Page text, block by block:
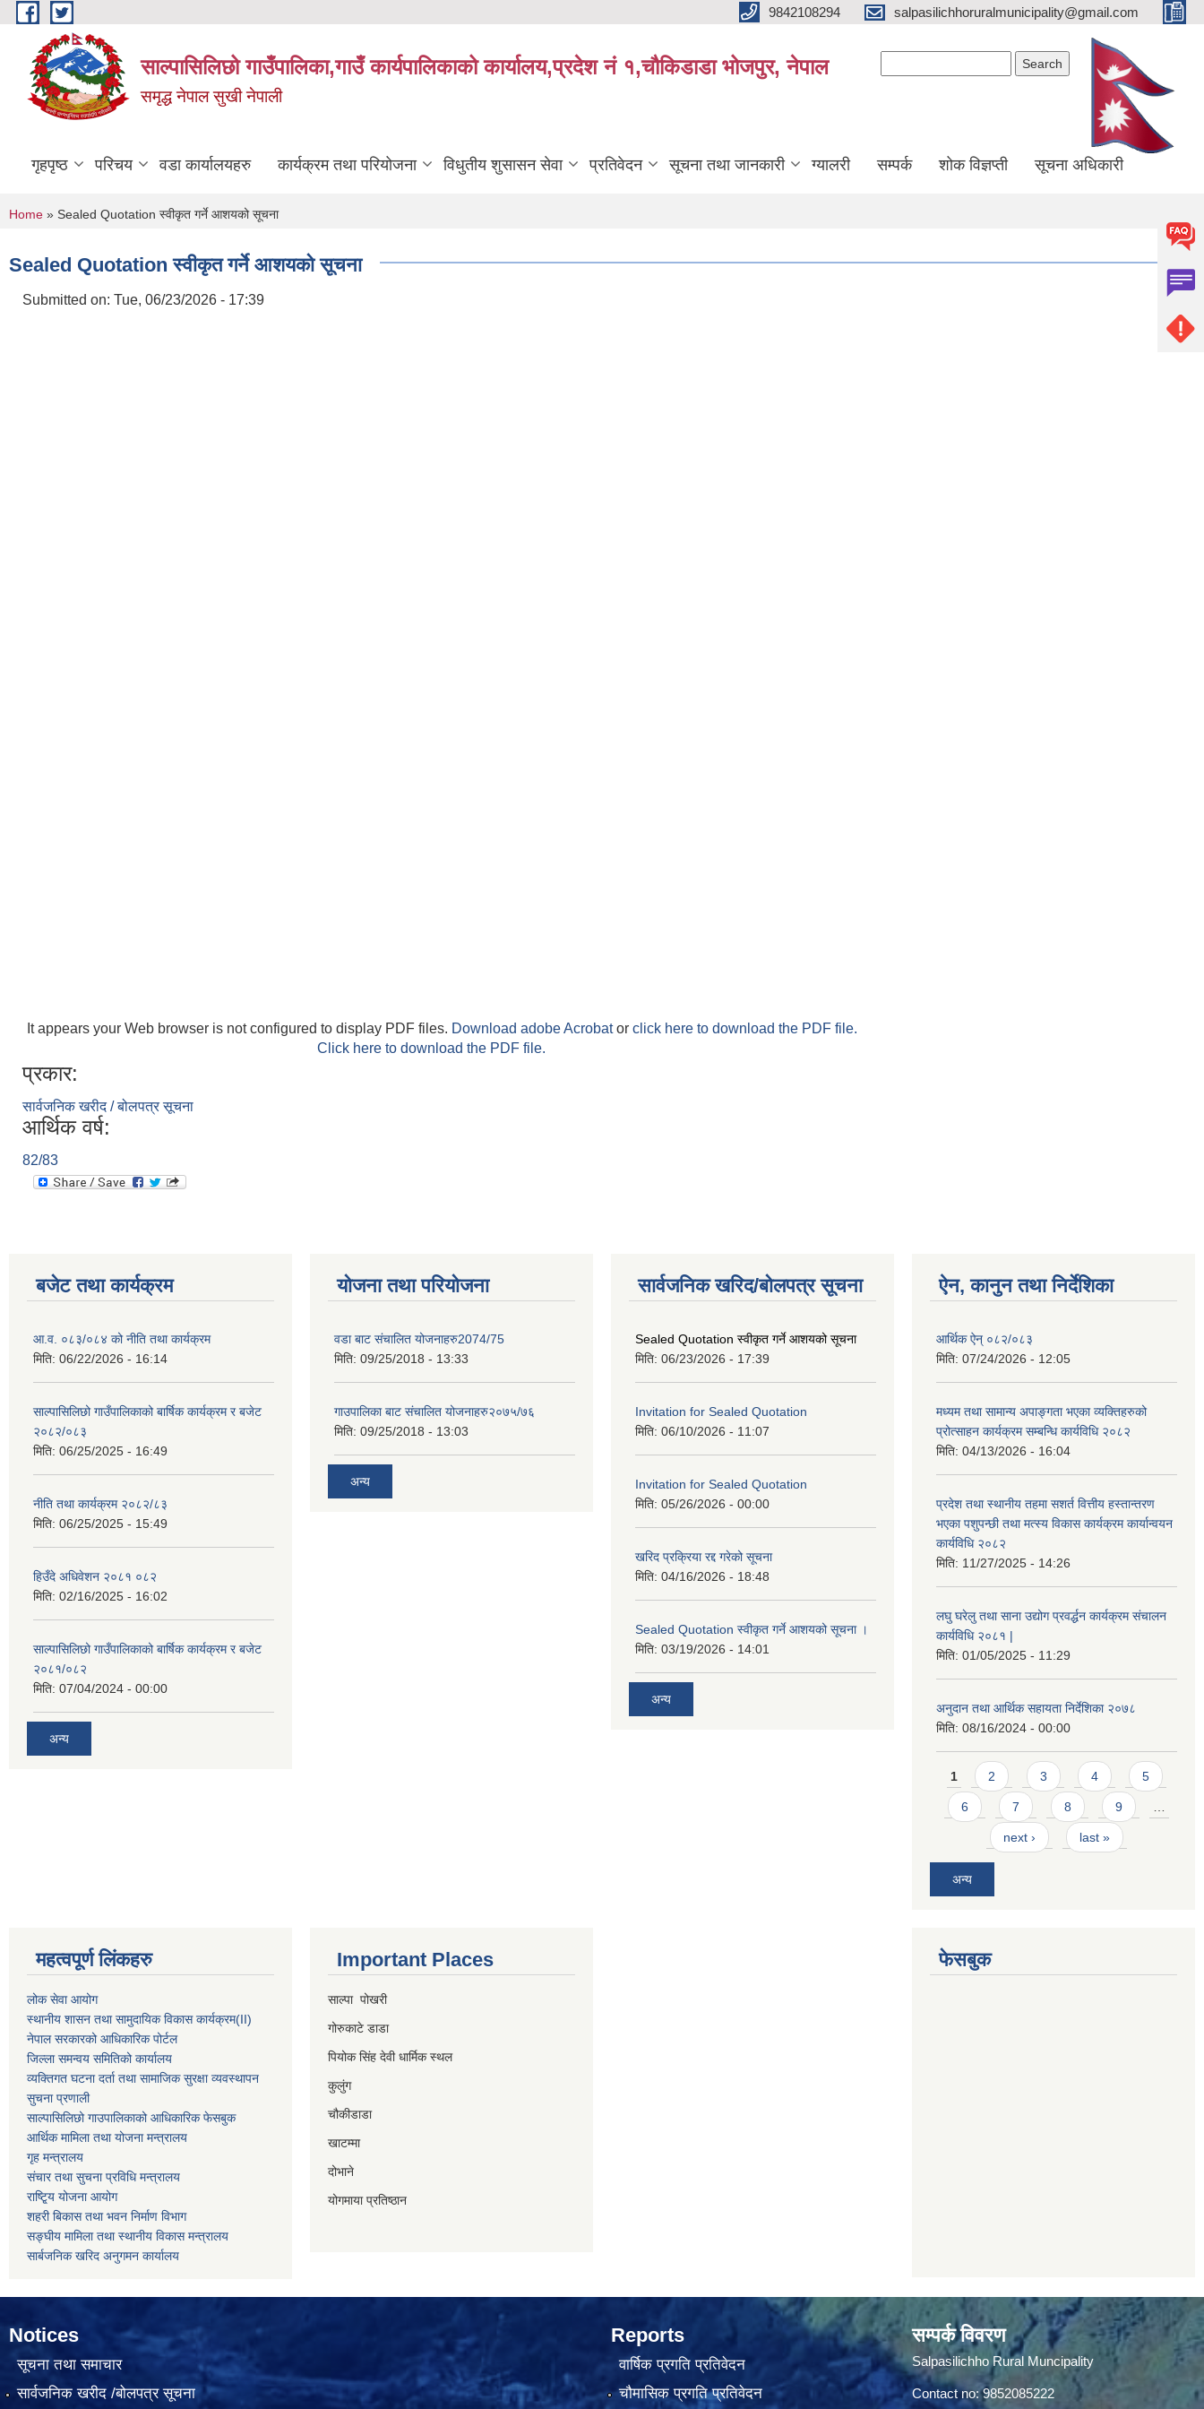
Skip to main content 9842108294 salpasilichhoruralmunicipality@gmail.com
साल्पासिलिछो गाउँपालिका,गाउँ कार्यपालिकाको कार्यालय,प्रदेश नं १,चौकिडाडा भोजपुर, नेपाल
समृद्ध नेपाल सुखी नेपाली
गृहपृष्ठ परिचय वडा कार्यालयहरु कार्यक्रम तथा परियोजना विधुतीय शुसासन सेवा प्रतिवेदन सूचना तथा जानकारी ग्यालरी सम्पर्क शोक विज्ञप्ती सूचना अधिकारी
You are here
Home » Sealed Quotation स्वीकृत गर्ने आशयको सूचना
Sealed Quotation स्वीकृत गर्ने आशयको सूचना
Submitted on: Tue, 06/23/2026 - 17:39
It appears your Web browser is not configured to display PDF files. Download adobe Acrobator click here to download the PDF file.
Click here to download the PDF file.
प्रकार:
सार्वजनिक खरीद / बोलपत्र सूचना
आर्थिक वर्ष:
82/83
बजेट तथा कार्यक्रम
आ.व. ०८३/०८४ को नीति तथा कार्यक्रम
मिति: 06/22/2026 - 16:14
साल्पासिलिछो गाउँपालिकाको बार्षिक कार्यक्रम र बजेट
२०८२/०८३
मिति: 06/25/2025 - 16:49
नीति तथा कार्यक्रम २०८२/८३
मिति: 06/25/2025 - 15:49
हिउँदे अधिवेशन २०८१ ०८२
मिति: 02/16/2025 - 16:02
साल्पासिलिछो गाउँपालिकाको बार्षिक कार्यक्रम र बजेट
२०८१/०८२
मिति: 07/04/2024 - 00:00
अन्य
योजना तथा परियोजना
वडा बाट संचालित योजनाहरु2074/75
मिति: 09/25/2018 - 13:33
गाउपालिका बाट संचालित योजनाहरु२०७५/७६
मिति: 09/25/2018 - 13:03
अन्य
सार्वजनिक खरिद/बोलपत्र सूचना
Sealed Quotation स्वीकृत गर्ने आशयको सूचना
मिति: 06/23/2026 - 17:39
Invitation for Sealed Quotation
मिति: 06/10/2026 - 11:07
Invitation for Sealed Quotation
मिति: 05/26/2026 - 00:00
खरिद प्रक्रिया रद्द गरेको सूचना
मिति: 04/16/2026 - 18:48
Sealed Quotation स्वीकृत गर्ने आशयको सूचना ।
मिति: 03/19/2026 - 14:01
अन्य
ऐन, कानुन तथा निर्देशिका
आर्थिक ऐन् ०८२/०८३
मिति: 07/24/2026 - 12:05
मध्यम तथा सामान्य अपाङ्गता भएका व्यक्तिहरुको
प्रोत्साहन कार्यक्रम सम्बन्धि कार्यविधि २०८२
मिति: 04/13/2026 - 16:04
प्रदेश तथा स्थानीय तहमा सशर्त वित्तीय हस्तान्तरण
भएका पशुपन्छी तथा मत्स्य विकास कार्यक्रम कार्यान्वयन
कार्यविधि २०८२
मिति: 11/27/2025 - 14:26
लघु घरेलु तथा साना उद्योग प्रवर्द्धन कार्यक्रम संचालन
कार्यविधि २०८१ |
मिति: 01/05/2025 - 11:29
अनुदान तथा आर्थिक सहायता निर्देशिका २०७८
मिति: 08/16/2024 - 00:00
Pages
1 2 3 4 5
6 7 8 9 …
next › last »
अन्य
महत्वपूर्ण लिंकहरु
लोक सेवा आयोग
स्थानीय शासन तथा सामुदायिक विकास कार्यक्रम(II)
नेपाल सरकारको आधिकारिक पोर्टल
जिल्ला समन्वय समितिको कार्यालय
व्यक्तिगत घटना दर्ता तथा सामाजिक सुरक्षा व्यवस्थापन
सुचना प्रणाली
साल्पासिलिछो गाउपालिकाको आधिकारिक फेसबुक
आर्थिक मामिला तथा योजना मन्त्रालय
गृह मन्त्रालय
संचार तथा सुचना प्रविधि मन्त्रालय
राष्टि्ृय योजना आयोग
शहरी बिकास तथा भवन निर्माण विभाग
सङ्घीय मामिला तथा स्थानीय विकास मन्त्रालय
सार्बजनिक खरिद अनुगमन कार्यालय
Important Places
साल्पा पोखरी
गोरुकाटे डाडा
पियोक सिंह देवी धार्मिक स्थल
कुलुंग
चौकीडाडा
खाटम्मा
दोभाने
योगमाया प्रतिष्ठान
फेसबुक
Notices
सूचना तथा समाचार
सार्वजनिक खरीद /बोलपत्र सूचना
Reports
वार्षिक प्रगति प्रतिवेदन
चौमासिक प्रगति प्रतिवेदन
सम्पर्क विवरण
Salpasilichho Rural Muncipality
Contact no: 9852085222